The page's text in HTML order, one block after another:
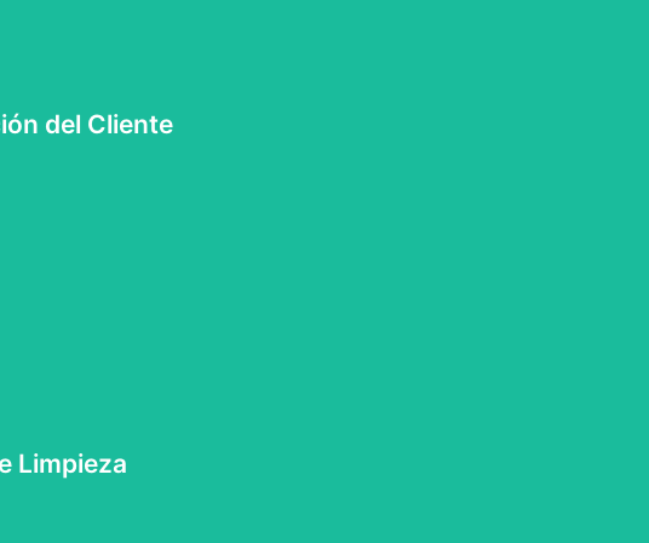
del Cliente
nos aseguramos de que tu experiencia sea de primera calidad.
Limpieza